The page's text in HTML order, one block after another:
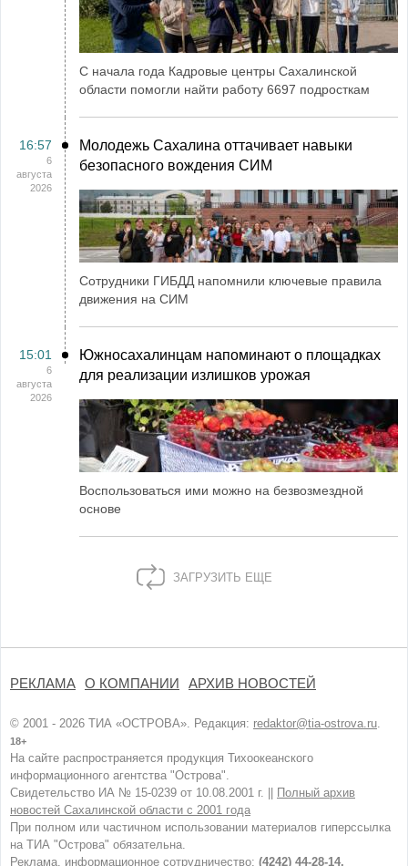
С начала года Кадровые центры Сахалинской
области помогли найти работу 6697 подросткам
16:57
6
августа
2026
Молодежь Сахалина оттачивает навыки
безопасного вождения СИМ
Сотрудники ГИБДД напомнили ключевые правила
движения на СИМ
15:01
6
августа
2026
Южносахалинцам напоминают о площадках
для реализации излишков урожая
Воспользоваться ими можно на безвозмездной
основе
ЗАГРУЗИТЬ ЕЩЕ
РЕКЛАМА О КОМПАНИИ АРХИВ НОВОСТЕЙ
© 2001 - 2026 ТИА «ОСТРОВА». Редакция: redaktor@tia-ostrova.ru.
18+
На сайте распространяется продукция Тихоокеанского
информационного агентства "Острова".
Свидетельство ИА № 15-0239 от 10.08.2001 г. ||
Полный архив
новостей Сахалинской области с 2001 года
При полном или частичном использовании материалов гиперссылка
на ТИА "Острова" обязательна.
Реклама, информационное сотрудничество: (4242) 44-28-14.